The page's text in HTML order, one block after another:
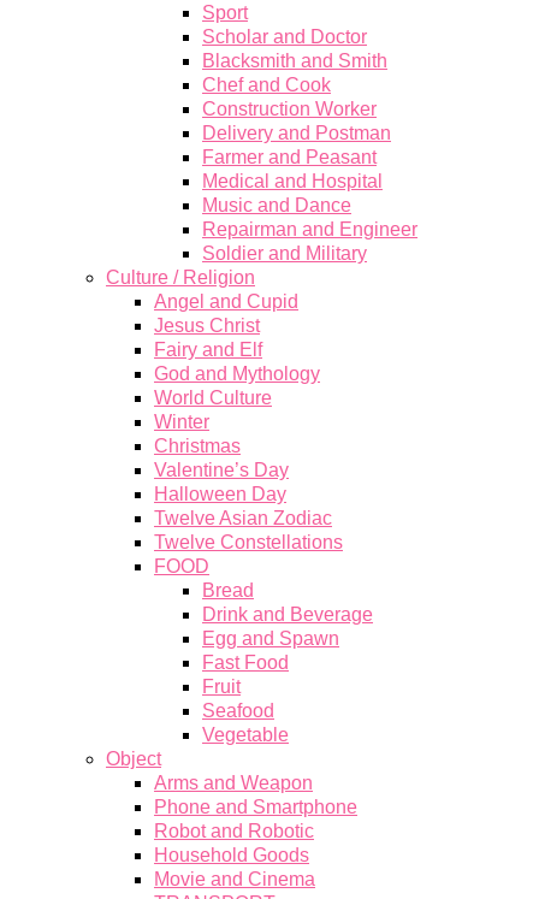
Sport
Scholar and Doctor
Blacksmith and Smith
Chef and Cook
Construction Worker
Delivery and Postman
Farmer and Peasant
Medical and Hospital
Music and Dance
Repairman and Engineer
Soldier and Military
Culture / Religion
Angel and Cupid
Jesus Christ
Fairy and Elf
God and Mythology
World Culture
Winter
Christmas
Valentine’s Day
Halloween Day
Twelve Asian Zodiac
Twelve Constellations
FOOD
Bread
Drink and Beverage
Egg and Spawn
Fast Food
Fruit
Seafood
Vegetable
Object
Arms and Weapon
Phone and Smartphone
Robot and Robotic
Household Goods
Movie and Cinema